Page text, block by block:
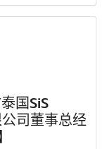
国SiS
司董事总经